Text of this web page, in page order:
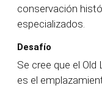
conservación
especializados.
Desafío
Se cree que el Old
es el